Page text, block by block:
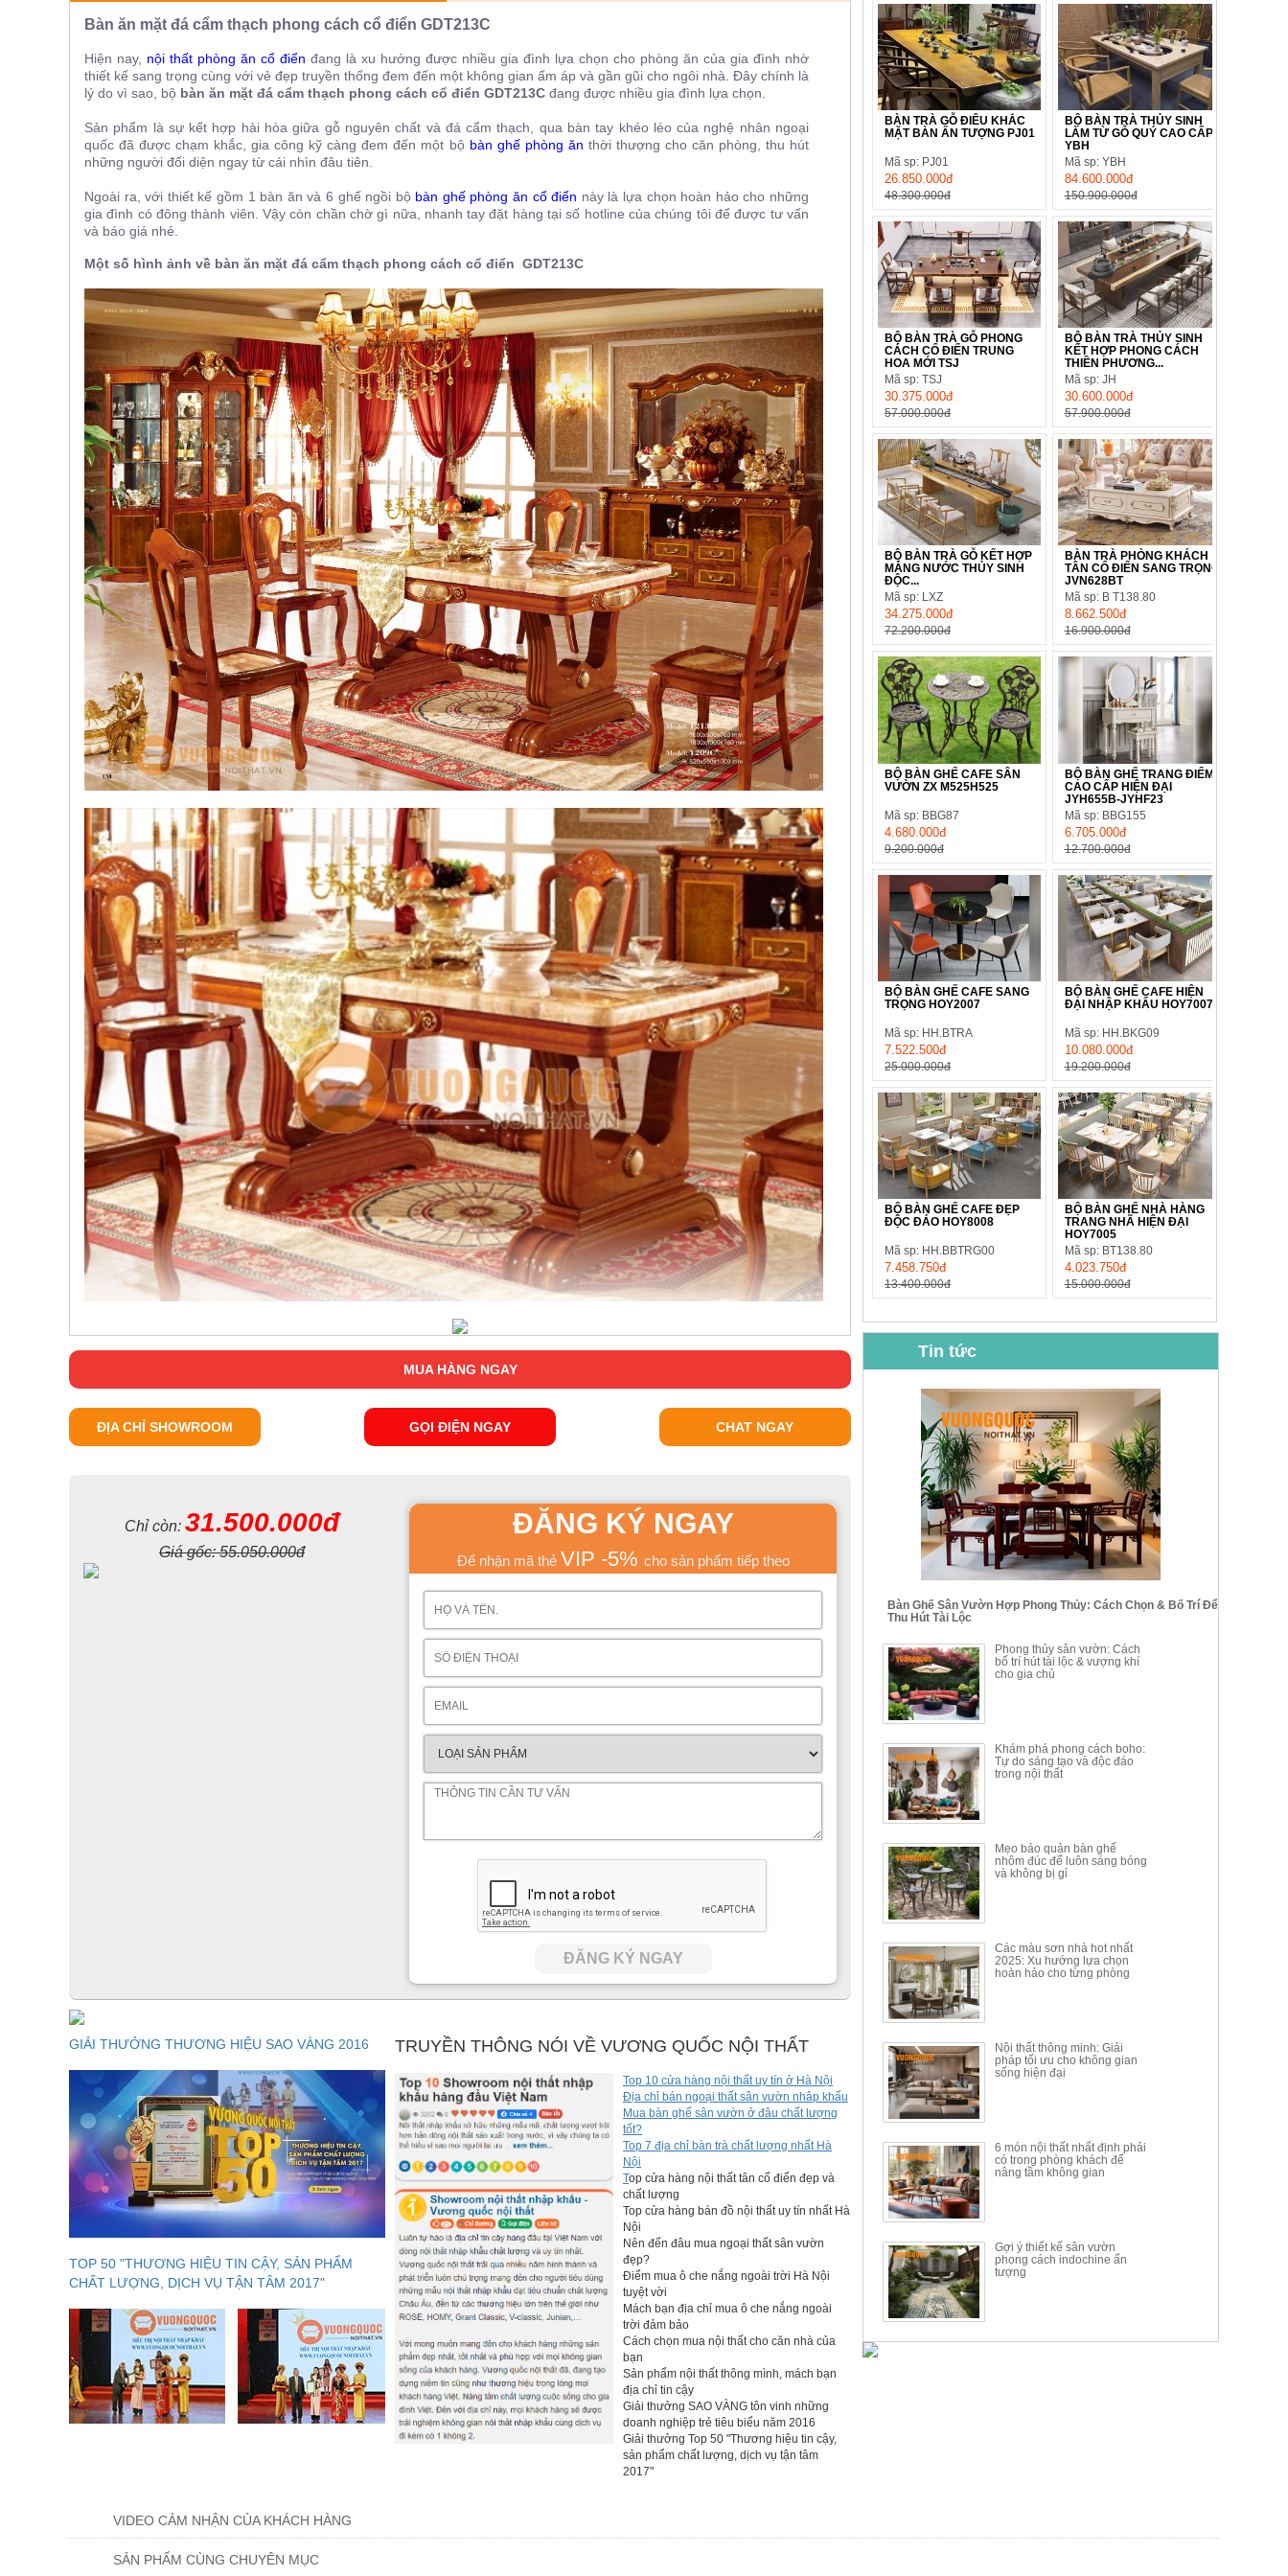
Bàn ăn mặt đá cẩm thạch phong cách cổ điển GDT213C
Hiện nay, nội thất phòng ăn cổ điển đang là xu hướng được nhiều gia đình lựa chọn cho phòng ăn của gia đình nhờ
thiết kế sang trọng cùng với vẻ đẹp truyền thống đem đến một không gian ấm áp và gần gũi cho ngôi nhà. Đây chính là
lý do vì sao, bộ bàn ăn mặt đá cẩm thạch phong cách cổ điển GDT213C đang được nhiều gia đình lựa chọn.
Sản phẩm là sự kết hợp hài hòa giữa gỗ nguyên chất và đá cẩm thạch, qua bàn tay khéo léo của nghệ nhân ngoại
quốc đã được chạm khắc, gia công kỹ càng đem đến một bộ bàn ghế phòng ăn thời thượng cho căn phòng, thu hút
những người đối diện ngay từ cái nhìn đâu tiên.
Ngoài ra, với thiết kế gồm 1 bàn ăn và 6 ghế ngồi bộ bàn ghế phòng ăn cổ điển này là lựa chọn hoàn hảo cho những
gia đình có đông thành viên. Vậy còn chần chờ gì nữa, nhanh tay đặt hàng tại số hotline của chúng tôiđể được tư vấn
và báo giá nhé.
Một số hình ảnh về bàn ăn mặt đá cẩm thạch phong cách cổ điển GDT213C
MUA HÀNG NGAY
ĐỊA CHỈ SHOWROOM GỌI ĐIỆN NGAY CHAT NGAY
Chỉ còn: 31.500.000đ
Giá gốc:55.050.000đ
ĐĂNG KÝ NGAY
Để nhận mã thẻ VIP -5% cho sản phẩm tiếp theo
ĐĂNG KÝ NGAY
GIẢI THƯỞNG THƯƠNG HIỆU SAO VÀNG 2016
TOP 50 "THƯƠNG HIỆU TIN CẬY, SẢN PHẨM
CHẤT LƯỢNG, DỊCH VỤ TẬN TÂM 2017"
TRUYỀN THÔNG NÓI VỀ VƯƠNG QUỐC NỘI THẤT
Top 10 cửa hàng nội thất uy tín ở Hà Nội
Địa chỉ bán ngoại thất sân vườn nhâp khẩu
Mua bàn ghế sân vườn ở đâu chất lượng
tốt?
Top 7 địa chỉ bàn trà chất lượng nhất Hà
Nội
Top cửa hàng nội thất tân cổ điển đẹp và
chất lượng
Top cửa hàng bán đồ nội thất uy tín nhất Hà
Nội
Nên đến đâu mua ngoại thất sân vườn
đẹp?
Điểm mua ô che nắng ngoài trời Hà Nội
tuyệt vời
Mách bạn địa chỉ mua ô che nắng ngoài
trời đảm bảo
Cách chọn mua nội thất cho căn nhà của
bạn
Sản phẩm nội thất thông mình, mách bạn
địa chỉ tin cậy
Giải thưởng SAO VÀNG tôn vinh những
doanh nghiệp trẻ tiêu biểu năm 2016
Giải thưởng Top 50 "Thương hiệu tin cậy,
sản phẩm chất lượng, dịch vụ tận tâm
2017"
BÀN TRÀ GỖ ĐIÊU KHẮC
MẶT BÀN ẤN TƯỢNG PJ01
Mã sp: PJ01
26.850.000đ
48.300.000đ
BỘ BÀN TRÀ THỦY SINH
LÀM TỪ GỖ QUÝ CAO CẤP
YBH
Mã sp: YBH
84.600.000đ
150.900.000đ
BỘ BÀN TRÀ GỖ PHONG
CÁCH CỔ ĐIỂN TRUNG
HOA MỚI TSJ
Mã sp: TSJ
30.375.000đ
57.000.000đ
BỘ BÀN TRÀ THỦY SINH
KẾT HỢP PHONG CÁCH
THIỀN PHƯƠNG...
Mã sp: JH
30.600.000đ
57.900.000đ
BỘ BÀN TRÀ GỖ KẾT HỢP
MÁNG NƯỚC THỦY SINH
ĐỘC...
Mã sp: LXZ
34.275.000đ
72.200.000đ
BÀN TRÀ PHÒNG KHÁCH
TÂN CỔ ĐIỂN SANG TRỌNG
JVN628BT
Mã sp: B T138.80
8.662.500đ
16.900.000đ
BỘ BÀN GHẾ CAFE SÂN
VƯỜN ZX M525H525
Mã sp: BBG87
4.680.000đ
9.200.000đ
BỘ BÀN GHẾ TRANG ĐIỂM
CAO CẤP HIỆN ĐẠI
JYH655B-JYHF23
Mã sp: BBG155
6.705.000đ
12.700.000đ
BỘ BÀN GHẾ CAFE SANG
TRỌNG HOY2007
Mã sp: HH.BTRA
7.522.500đ
25.000.000đ
BỘ BÀN GHẾ CAFE HIỆN
ĐẠI NHẬP KHẨU HOY7007
Mã sp: HH.BKG09
10.080.000đ
19.200.000đ
BỘ BÀN GHẾ CAFE ĐẸP
ĐỘC ĐÁO HOY8008
Mã sp: HH.BBTRG00
7.458.750đ
13.400.000đ
BỘ BÀN GHẾ NHÀ HÀNG
TRANG NHÃ HIỆN ĐẠI
HOY7005
Mã sp: BT138.80
4.023.750đ
15.000.000đ
BỘ BÀN GHẾ CAFE NHẬP
KHẨU CAO CẤP HOY7006
Mã sp: BT135
14.178.750đ
24.700.000đ
BỘ BÀN TRÀ GỖ TỰ NHIÊN
PHONG CÁCH TRUNG HOA
KIỂU MỚI...
Mã sp: BT138.80
20.250.000đ
39.150.000đ
BỘ BÀN TRÀ GỖ PHONG
CÁCH MỚI KẾT HỢP KHAY
NHÚNG TRÀ YDX
Mã sp: BT150.46
17.617.500đ
34.100.000đ
BỘ BÀN GHẾ CAFE KIỂU
DÁNG ĐƠN GIẢN HIỆN ĐẠI
HOY8010
BÀN GHẾ TRANG ĐIỂM
THÔNG MINH HIỆN ĐẠI
TÍCH HỢP SẠC...
Mã sp: HH.BTD08
6.510.000đ
BỘ BÀN ĂN ĐẢO MẶT ĐÁ
PHIẾN AK3699
Tin tức
Bàn Ghế Sân Vườn Hợp Phong Thủy: Cách Chọn & Bố Trí Để
Thu Hút Tài Lộc
Phong thủy sân vườn: Cách
bố trí hút tài lộc & vượng khí
cho gia chủ
Khám phá phong cách boho:
Tự do sáng tạo và độc đáo
trong nội thất
Mẹo bảo quản bàn ghế
nhôm đúc để luôn sáng bóng
và không bị gỉ
Các màu sơn nhà hot nhất
2025: Xu hướng lựa chọn
hoàn hảo cho từng phòng
Nội thất thông minh: Giải
pháp tối ưu cho không gian
sống hiện đại
6 món nội thất nhất định phải
có trong phòng khách để
nâng tầm không gian
Gợi ý thiết kế sân vườn
phong cách indochine ấn
tượng
VIDEO CẢM NHẬN CỦA KHÁCH HÀNG
SẢN PHẨM CÙNG CHUYÊN MỤC